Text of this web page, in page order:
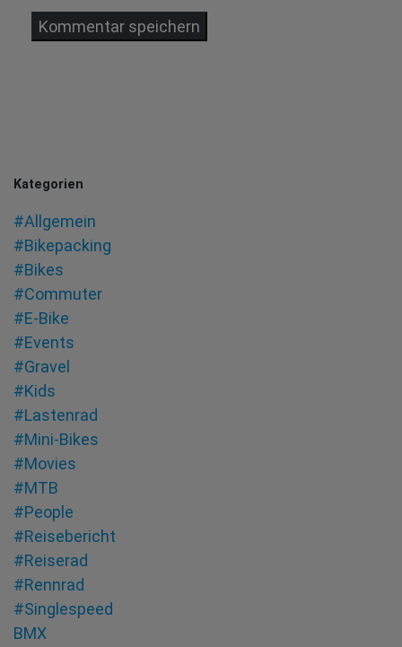
Kategorien
#Allgemein
#Bikepacking
#Bikes
#Commuter
#E-Bike
#Events
#Gravel
#Kids
#Lastenrad
#Mini-Bikes
#Movies
#MTB
#People
#Reisebericht
#Reiserad
#Rennrad
#Singlespeed
BMX